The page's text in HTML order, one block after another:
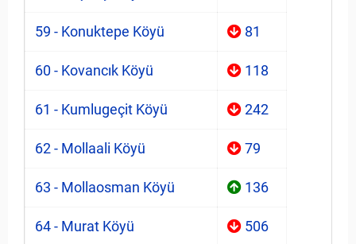
59 - Konuktepe Köyü 81
60 - Kovancık Köyü 118
61 - Kumlugeçit Köyü 242
62 - Mollaali Köyü 79
63 - Mollaosman Köyü 136
64 - Murat Köyü 506